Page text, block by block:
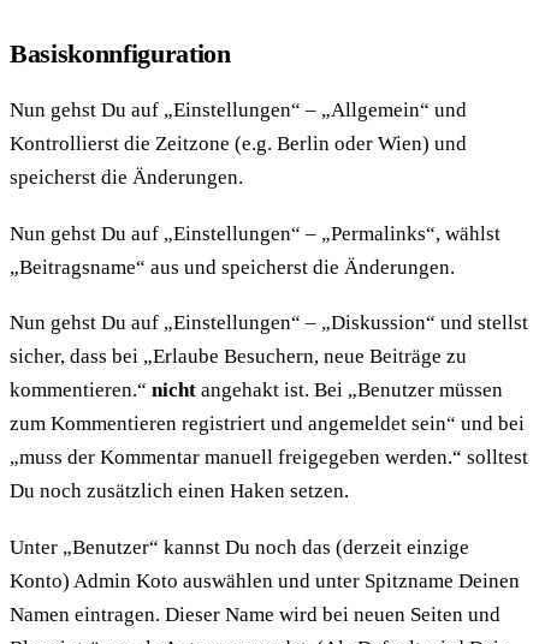
Basiskonnfiguration
Nun gehst Du auf „Einstellungen“ – „Allgemein“ und
Kontrollierst die Zeitzone (e.g. Berlin oder Wien) und
speicherst die Änderungen.
Nun gehst Du auf „Einstellungen“ – „Permalinks“, wählst
„Beitragsname“ aus und speicherst die Änderungen.
Nun gehst Du auf „Einstellungen“ – „Diskussion“ und stellst
sicher, dass bei „Erlaube Besuchern, neue Beiträge zu
kommentieren.“ nicht angehakt ist. Bei „Benutzer müssen
zum Kommentieren registriert und angemeldet sein“ und bei
„muss der Kommentar manuell freigegeben werden.“ solltest
Du noch zusätzlich einen Haken setzen.
Unter „Benutzer“ kannst Du noch das (derzeit einzige
Konto) Admin Koto auswählen und unter Spitzname Deinen
Namen eintragen. Dieser Name wird bei neuen Seiten und